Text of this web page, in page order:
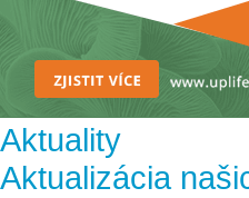
Aktuality
Aktualizácia